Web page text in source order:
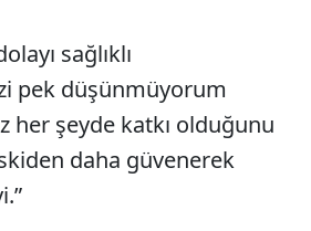
sağlıklı
pek düşünmüyorum
her şeyde katkı olduğunu
daha güvenerek